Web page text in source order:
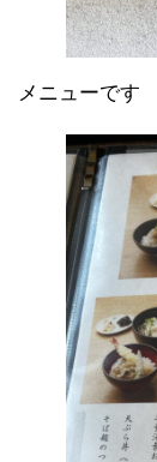
メニューです